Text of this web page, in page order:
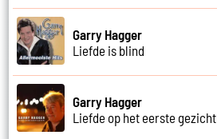
Garry Hagger
Liefde is blind
Garry Hagger
Liefde op het eerste gezicht